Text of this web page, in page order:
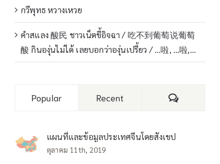
กวีพุทธ หวางเหวย
คำสแลง 酸民 ชาวเน็ตขี้อิจฉา / 吃不到葡萄说葡萄
酸 กินองุ่นไม่ได้ เลยบอกว่าองุ่นเปรี้ยว / …啦, …啦,…
Popular Recent Comments
แผนที่และข้อมูลประเทศจีนโดยสังเขป
ตุลาคม 11th, 2019